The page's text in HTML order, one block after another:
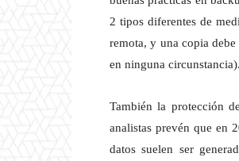
2 tipos diferentes de
remota, y una copia
en ninguna circunstancia).
También la protección
analistas prevén que en
datos suelen ser